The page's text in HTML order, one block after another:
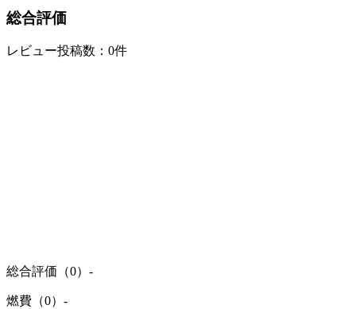
総合評価
レビュー投稿数：0件
総合評価（0） -
燃費（0） -